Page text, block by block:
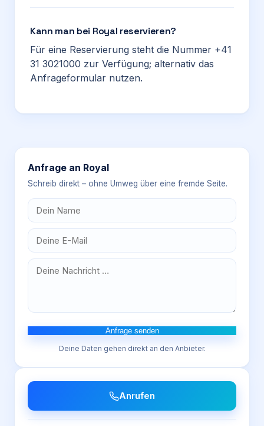
Kann man bei Royal reservieren?
Für eine Reservierung steht die Nummer +41
31 3021000 zur Verfügung; alternativ das
Anfrageformular nutzen.
Anfrage an Royal
Schreib direkt – ohne Umweg über eine fremde Seite.
Anfrage senden
Deine Daten gehen direkt an den Anbieter.
Anrufen